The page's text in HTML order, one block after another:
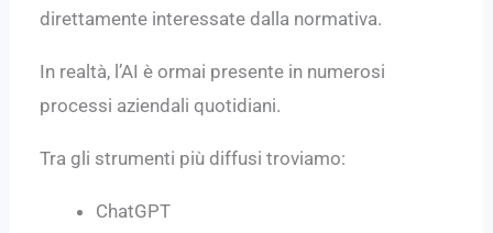
direttamente interessate dalla normativa.
In realtà, l’AI è ormai presente in numerosi
processi aziendali quotidiani.
Tra gli strumenti più diffusi troviamo:
ChatGPT